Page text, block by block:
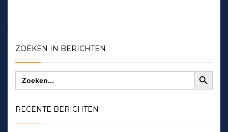
ZOEKEN IN BERICHTEN
Zoek
naar:
Zoekknop
RECENTE BERICHTEN